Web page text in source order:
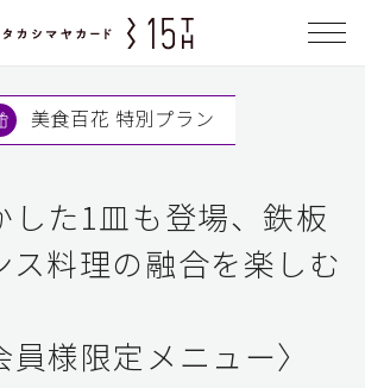
美食百花 特別プラン
した1皿も登場、鉄板
ス料理の融合を楽しむ
員様限定メニュー〉